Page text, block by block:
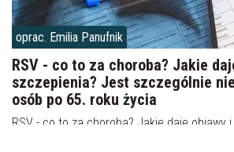
oprac. Emilia Panufnik
RSV - co to za choroba? Jakie
szczepienia? Jest szczególnie
osób po 65. roku życia
RSV - co to za choroba? Jakie daje objawy